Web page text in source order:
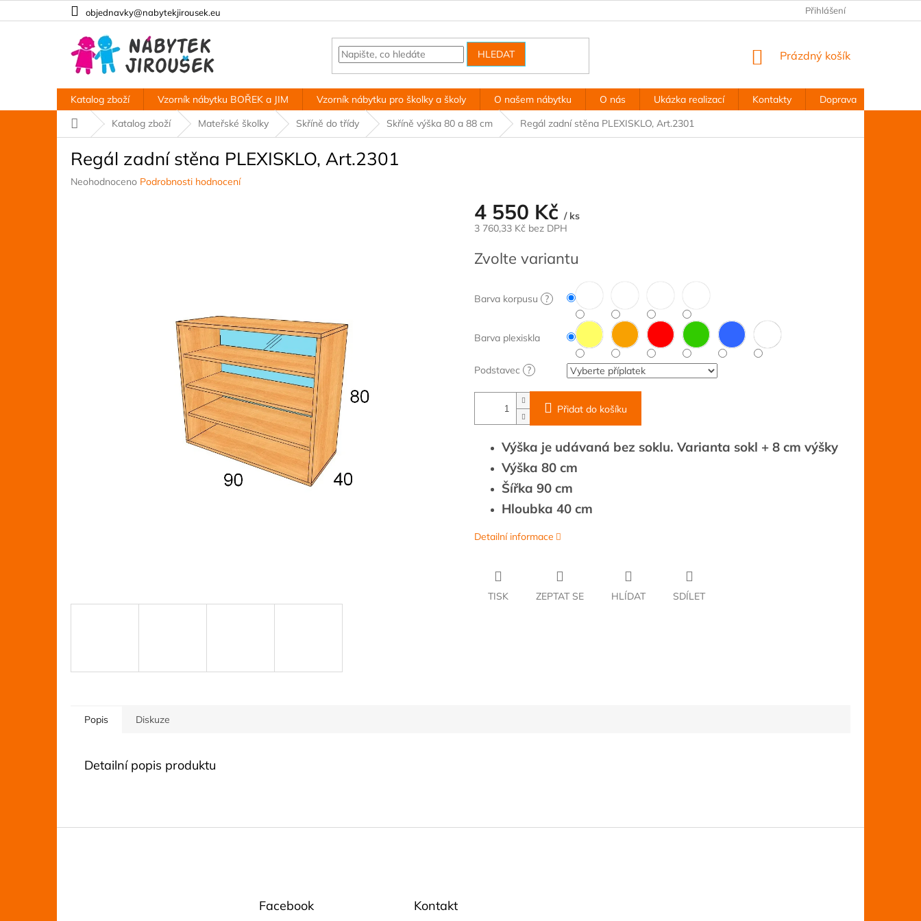
na
objednavky@nabytekjirousek.eu Přihlášení
HLEDAT
NÁKUPNÍ
Prázdný košík
Katalog zboží Vzorník nábytku BOŘEK a JIM Vzorník nábytku pro školky a školy O našem nábytku O nás Ukázka realizací Kontakty Doprava
Domů
Katalog zboží Mateřské školky Skříně do třídy Skříně výška 80 a 88 cm Regál zadní stěna PLEXISKLO, Art.2301
Regál zadní stěna PLEXISKLO, Art.2301
Průměrné
Neohodnoceno Podrobnosti hodnocení
4 550 Kč / ks
3 760,33 Kč bez DPH
cena:
Zvolte variantu
Barva korpusu ?
Barva plexiskla
Podstavec ?
Přidat do košíku
Výška je udávaná bez soklu. Varianta sokl + 8 cm výšky
Výška 80 cm
Šířka 90 cm
Hloubka 40 cm
Detailní informace
TISK ZEPTAT SE HLÍDAT SDÍLET
Popis Diskuze
Detailní popis produktu
Facebook Kontakt